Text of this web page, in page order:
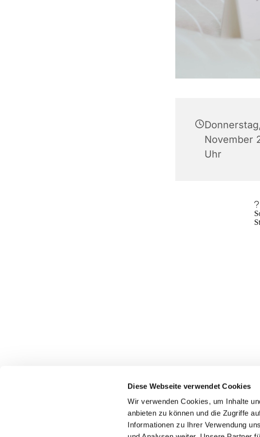
Diese Webseite verwendet Cookies
Wir verwenden Cookies, um Inhalte
anbieten zu können und die Zugriffe
Informationen zu Ihrer Verwendung
November
Uhr
Pfarrei St. Dionysius Herne